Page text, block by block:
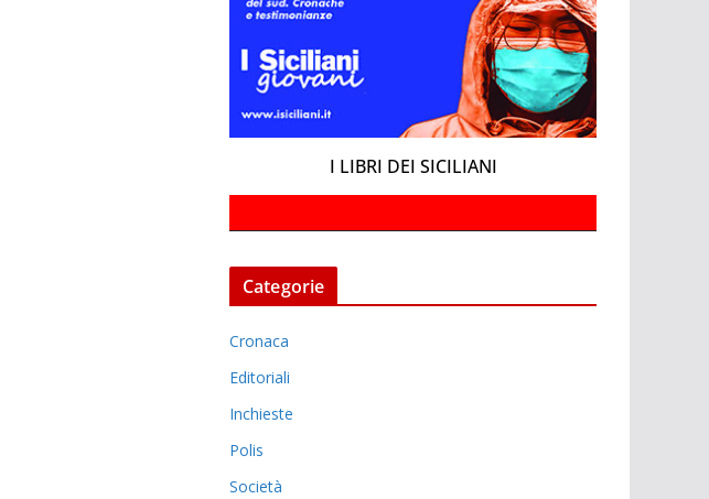
I LIBRI DEI SICILIANI
Categorie
Cronaca
Editoriali
Inchieste
Polis
Società